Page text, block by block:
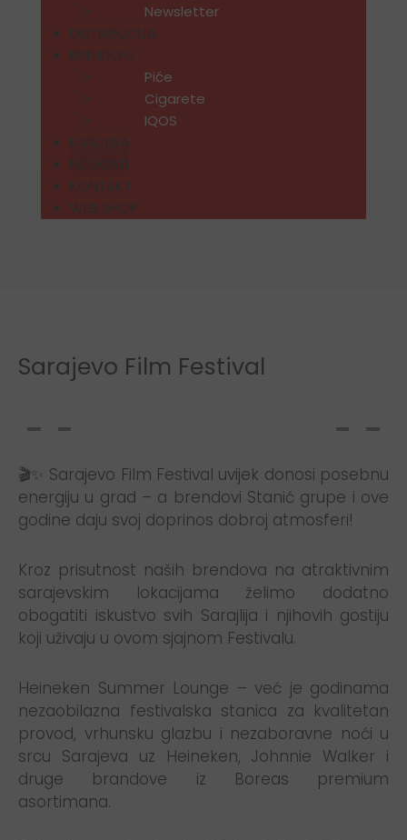
Newsletter
DISTRIBUCIJA
BRENDOVI
Piće
Cigarete
IQOS
KARIJERA
NOVOSTI
KONTAKT
WEB SHOP
Sarajevo Film Festival
🎬✨ Sarajevo Film Festival uvijek donosi posebnu
energiju u grad – a brendovi Stanić grupe i ove
godine daju svoj doprinos dobroj atmosferi!
Kroz prisutnost naših brendova na atraktivnim
sarajevskim lokacijama želimo dodatno
obogatiti iskustvo svih Sarajlija i njihovih gostiju
koji uživaju u ovom sjajnom Festivalu.
Heineken Summer Lounge – već je godinama
nezaobilazna festivalska stanica za kvalitetan
provod, vrhunsku glazbu i nezaboravne noći u
srcu Sarajeva uz Heineken, Johnnie Walker i
druge brandove iz Boreas premium
asortimana.